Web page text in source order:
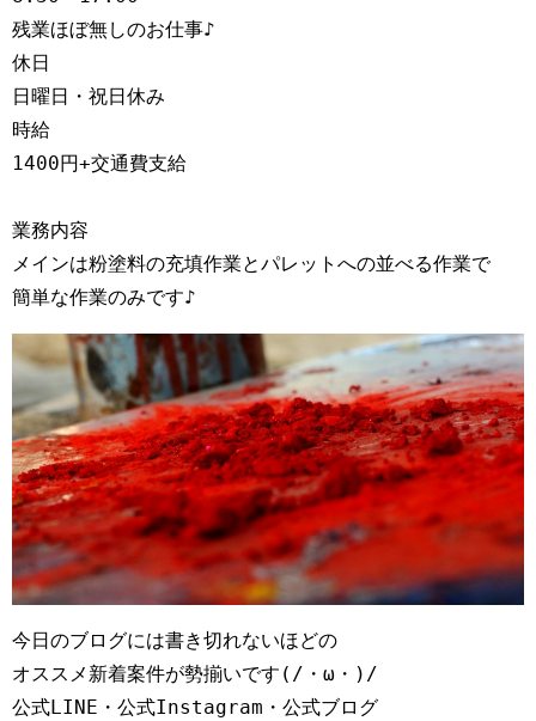
残業ほぼ無しのお仕事♪
休日
日曜日・祝日休み
時給
1400円+交通費支給
業務内容
メインは粉塗料の充填作業とパレットへの並べる作業で
簡単な作業のみです♪
今日のブログには書き切れないほどの
オススメ新着案件が勢揃いです(/・ω・)/
公式LINE・公式Instagram・公式ブログ